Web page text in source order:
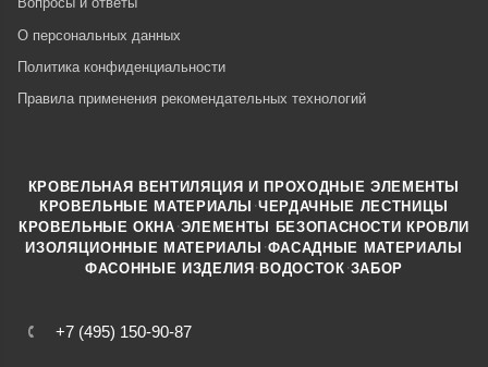
О персональных данных
Политика конфиденциальности
Правила применения рекомендательных технологий
+7 (495) 150-90-87
КРОВЕЛЬНАЯ ВЕНТИЛЯЦИЯ И ПРОХОДНЫЕ ЭЛЕМЕНТЫ
КРОВЕЛЬНЫЕ МАТЕРИАЛЫ ·ЧЕРДАЧНЫЕ ЛЕСТНИЦЫ
КРОВЕЛЬНЫЕ ОКНА ·ЭЛЕМЕНТЫ БЕЗОПАСНОСТИ КРОВЛИ
ИЗОЛЯЦИОННЫЕ МАТЕРИАЛЫ ·ФАСАДНЫЕ МАТЕРИАЛЫ
ФАСОННЫЕ ИЗДЕЛИЯ ·ВОДОСТОК ·ЗАБОР